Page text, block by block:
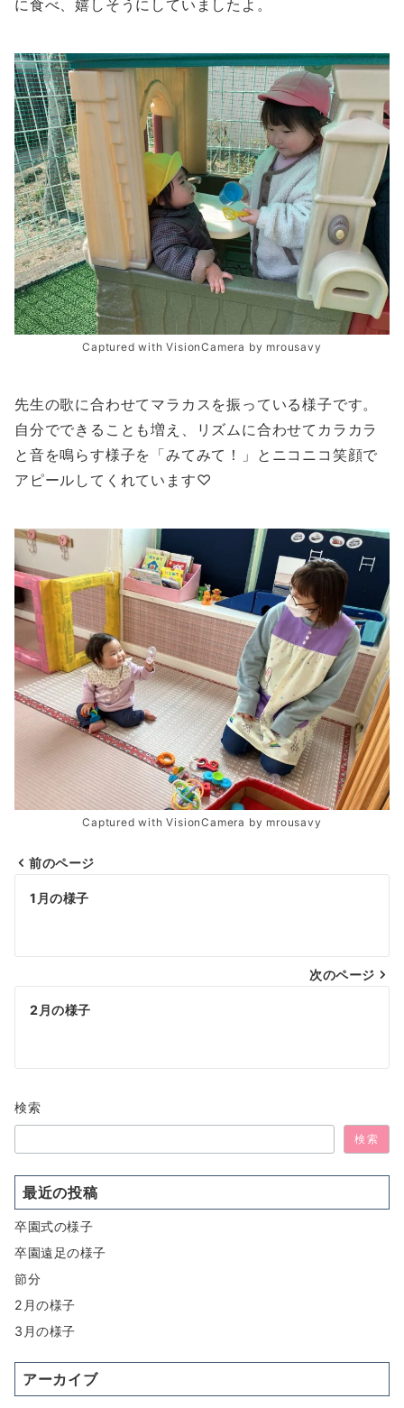
に食べ、嬉しそうにしていましたよ。
Captured with VisionCamera by mrousavy
先生の歌に合わせてマラカスを振っている様子です。
自分でできることも増え、リズムに合わせてカラカラ
と音を鳴らす様子を「みてみて！」とニコニコ笑顔で
アピールしてくれています♡
Captured with VisionCamera by mrousavy
投
ビ
ゲ
シ
ョ
ン
前のページ
1月の様子
次のページ
2月の様子
検索
検索
最近の投稿
卒園式の様子
卒園遠足の様子
節分
2月の様子
3月の様子
アーカイブ